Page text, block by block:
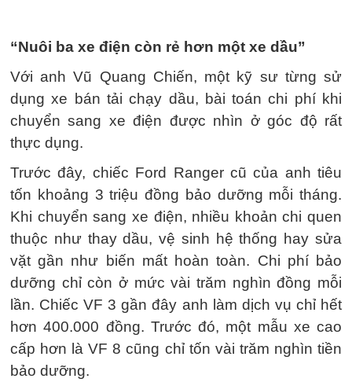
“Nuôi ba xe điện còn rẻ hơn một xe dầu”
Với anh Vũ Quang Chiến, một kỹ sư từng sử
dụng xe bán tải chạy dầu, bài toán chi phí khi
chuyển sang xe điện được nhìn ở góc độ rất
thực dụng.
Trước đây, chiếc Ford Ranger cũ của anh tiêu
tốn khoảng 3 triệu đồng bảo dưỡng mỗi tháng.
Khi chuyển sang xe điện, nhiều khoản chi quen
thuộc như thay dầu, vệ sinh hệ thống hay sửa
vặt gần như biến mất hoàn toàn. Chi phí bảo
dưỡng chỉ còn ở mức vài trăm nghìn đồng mỗi
lần. Chiếc VF 3 gần đây anh làm dịch vụ chỉ hết
hơn 400.000 đồng. Trước đó, một mẫu xe cao
cấp hơn là VF 8 cũng chỉ tốn vài trăm nghìn tiền
bảo dưỡng.